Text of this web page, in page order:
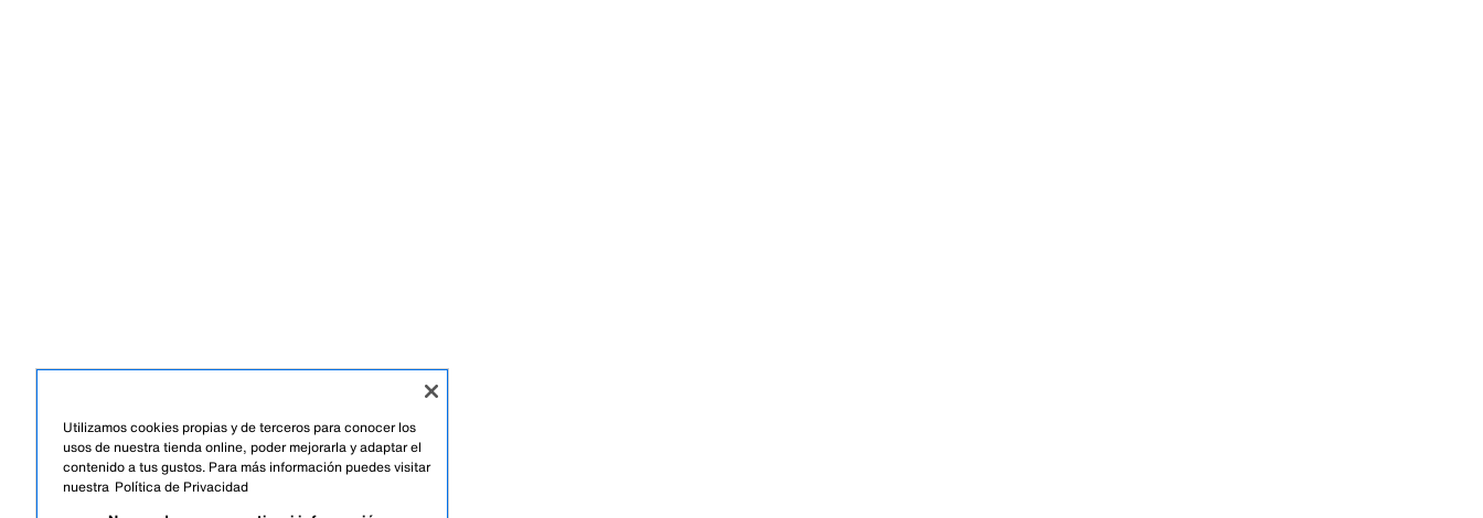
Utilizamos cookies propias y de terceros para conocer los
usos de nuestra tienda online, poder mejorarla y adaptar el
contenido a tus gustos. Para más información puedes visitar
nuestra Política de Privacidad